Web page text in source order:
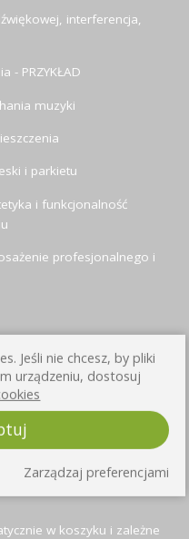
interferencja,
- PRZYKŁAD
muzyki
i parkietu
i funkcjonalność
profesjonalnego i
o czasie wysyłki -
w koszyku i zależne
Jeśli nie chcesz, by pliki
urządzeniu, dostosuj
Zarządzaj preferencjami